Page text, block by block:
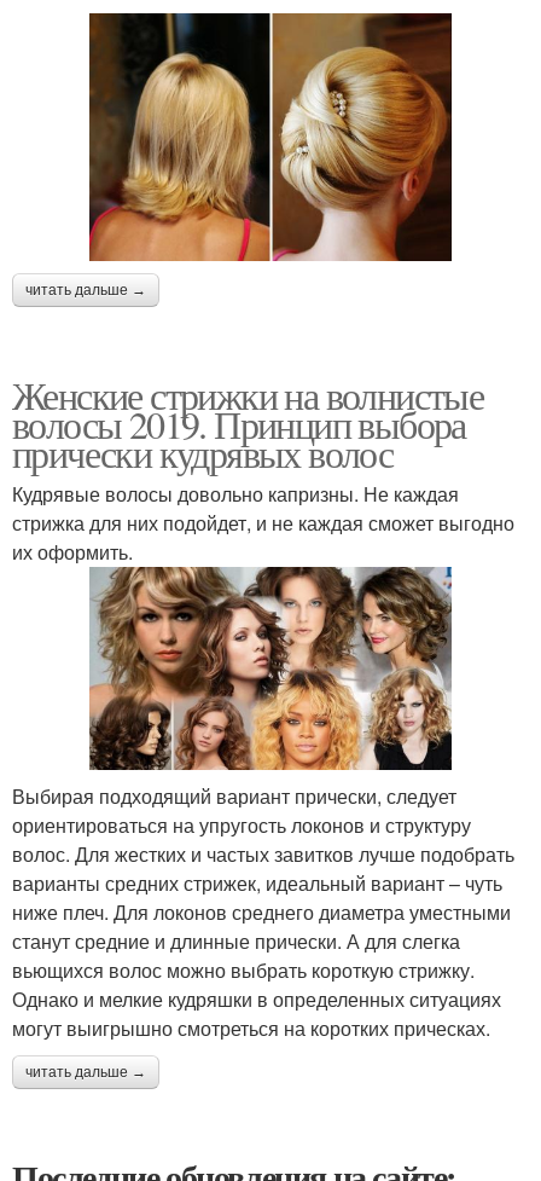
читать дальше →
Женские стрижки на волнистые
волосы 2019. Принцип выбора
прически кудрявых волос
Кудрявые волосы довольно капризны. Не каждая
стрижка для них подойдет, и не каждая сможет выгодно
их оформить.
Выбирая подходящий вариант прически, следует
ориентироваться на упругость локонов и структуру
волос. Для жестких и частых завитков лучше подобрать
варианты средних стрижек, идеальный вариант – чуть
ниже плеч. Для локонов среднего диаметра уместными
станут средние и длинные прически. А для слегка
вьющихся волос можно выбрать короткую стрижку.
Однако и мелкие кудряшки в определенных ситуациях
могут выигрышно смотреться на коротких прическах.
читать дальше →